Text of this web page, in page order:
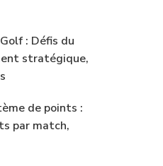
: Défis du
stratégique,
de points :
par match,